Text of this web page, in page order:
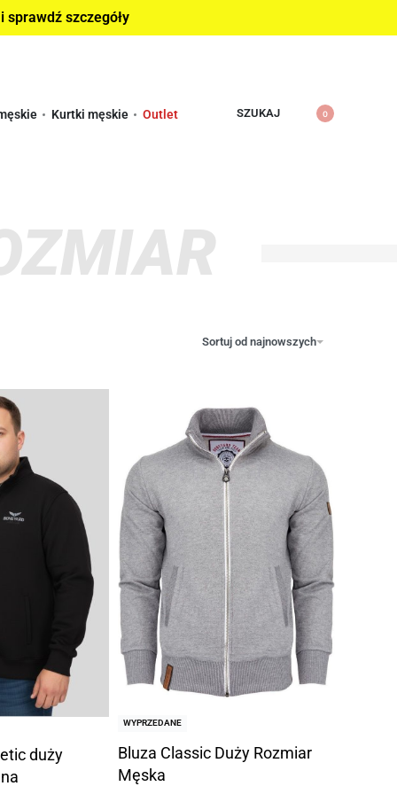
sprawdź szczegóły
Kurtki męskie Outlet SZUKAJ 0
Sortuj od najnowszych
duży
WYPRZEDANE
Bluza Classic Duży Rozmiar
Męska